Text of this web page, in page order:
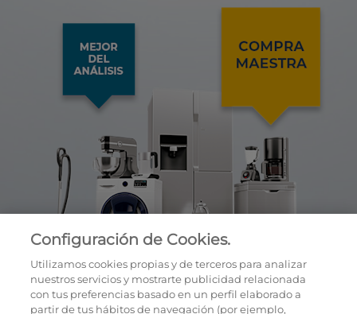
Configuración de Cookies.
Utilizamos cookies propias y de terceros para analizar
nuestros servicios y mostrarte publicidad relacionada
con tus preferencias basado en un perfil elaborado a
partir de tus hábitos de navegación (por ejemplo,